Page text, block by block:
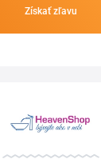
Získať zľavu